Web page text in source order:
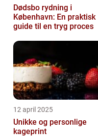
Dødsbo rydning i
København: En praktisk
guide til en tryg proces
12 april 2025
Unikke og personlige
kageprint